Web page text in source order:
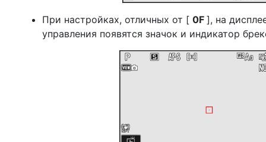
При настройках, отличных от [ 0F ], на
управления появятся значок и индикатор